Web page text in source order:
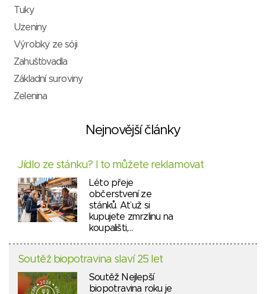
Tuky
Uzeniny
Výrobky ze sóji
Zahušťovadla
Základní suroviny
Zelenina
Nejnovější články
Jídlo ze stánku? I to můžete reklamovat
Léto přeje
občerstvení ze
stánků. Ať už si
kupujete zmrzlinu na
koupališti,…
Soutěž biopotravina slaví 25 let
Soutěž Nejlepší
biopotravina roku je